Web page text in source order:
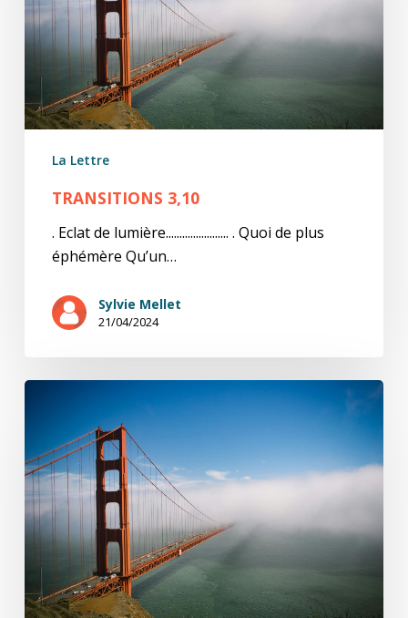
La Lettre
TRANSITIONS 3,10
. Eclat de lumière....................... . Quoi de plus
éphémère Qu’un…
Sylvie Mellet
21/04/2024
Transitions